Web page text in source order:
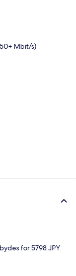
Mbit/s)
for 5798 JPY